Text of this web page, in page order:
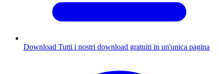
Download Tutti i nostri download gratuiti in un'unica pagina